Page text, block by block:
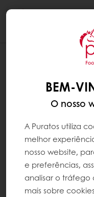
BEM-
O nosso
A Puratos utiliza
melhor
nosso website,
e preferências,
analisar o tráfego
mais sobre